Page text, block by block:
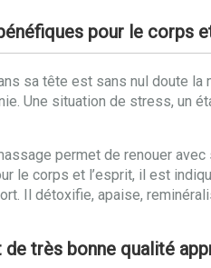
pour le corps
sa tête est sans nul doute
Une situation de stress, un
permet de renouer
le corps et l’esprit, il est
Il détoxifie, apaise,
de très bonne qualité